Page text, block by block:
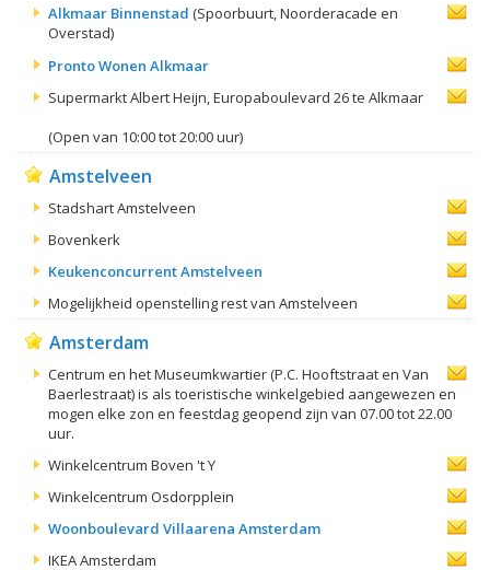
Alkmaar Binnenstad (Spoorbuurt, Noorderacade en
Overstad)
Pronto Wonen Alkmaar
Supermarkt Albert Heijn, Europaboulevard 26 te Alkmaar
(Open van 10:00 tot 20:00 uur)
Amstelveen
Stadshart Amstelveen
Bovenkerk
Keukenconcurrent Amstelveen
Mogelijkheid openstelling rest van Amstelveen
Amsterdam
Centrum en het Museumkwartier (P.C. Hooftstraat en Van
Baerlestraat) is als toeristische winkelgebied aangewezen en
mogen elke zon en feestdag geopend zijn van 07.00 tot 22.00
uur.
Winkelcentrum Boven 't Y
Winkelcentrum Osdorpplein
Woonboulevard Villaarena Amsterdam
IKEA Amsterdam